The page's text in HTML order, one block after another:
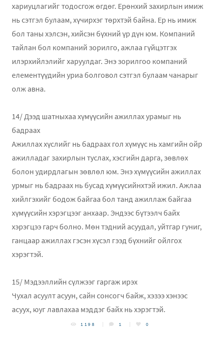
хариуцлагийг тодосгож өгдөг. Ерөнхий захирлын имиж
нь сэтгэл булаам, хүчирхэг төрхтэй байна. Ер нь имиж
бол таны хэлсэн, хийсэн бүхний үр дүн юм. Компаний
тайлан бол компаний зорилго, ажлаа гүйцэтгэх
илэрхийлэлийг харуулдаг. Энэ зорилгоо компаний
елементүүдийн уриа болговол сэтгэл булаам чанарыг
олж авна.
14/ Дээд шатныхаа хүмүүсийн ажиллах урамыг нь
бадраах
Ажиллах хүслийг нь бадраах гол хүмүүс нь хамгийн ойр
ажилладаг захирлын туслах, хэсгийн дарга, зөвлөх
болон удирдлагын зөвлөл юм. Энэ хүмүүсийн ажиллах
урмыг нь бадраах нь бусад хүмүүсийнхтэй ижил. Ажлаа
хийлгэхийг бодож байгаа бол танд ажиллаж байгаа
хүмүүсийн хэрэгцээг анхаар. Эндээс бүтээлч байх
хэрэгцээ гарч болно. Мөн тэдний асуудал, уйтгар гуниг,
ганцаар ажиллах гэсэн хүсэл гээд бүхнийг ойлгох
хэрэгтэй.
15/ Мэдээллийн сүлжээг гаргаж ирэх
Чухал асуулт асуун, сайн сонсогч байж, хэзээ хэнээс
асуух, юуг лавлахаа мэддэг байх нь хэрэгтэй.
1198 1 0